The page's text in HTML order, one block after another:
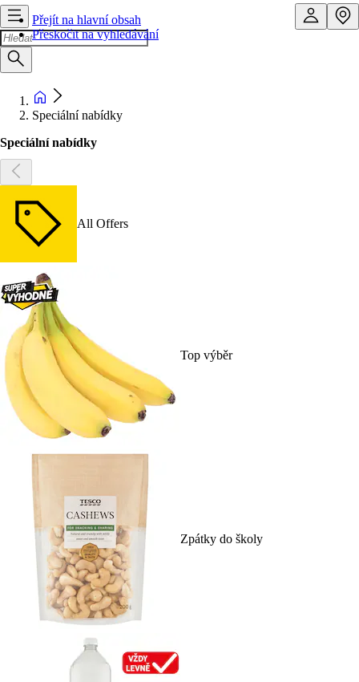
Přejít na hlavní obsah
Přeskočit na vyhledávání
Speciální nabídky
Speciální nabídky
All Offers
Top výběr
Zpátky do školy